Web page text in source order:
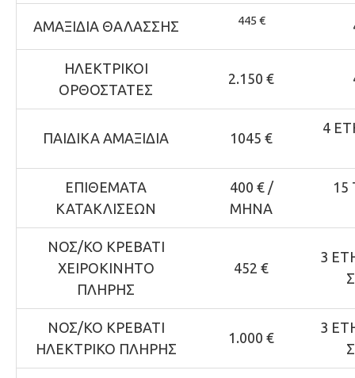
ΑΜΑΞΙΔΙΑ ΘΑΛΑΣΣΗΣ 445 €
ΗΛΕΚΤΡΙΚΟΙ
ΟΡΘΟΣΤΑΤΕΣ
2.150 €
ΠΑΙΔΙΚΑ ΑΜΑΞΙΔΙΑ 1045 €
4
ΕΠΙΘΕΜΑΤΑ
ΚΑΤΑΚΛΙΣΕΩΝ
400 € /
ΜΗΝΑ
ΝΟΣ/ΚΟ ΚΡΕΒΑΤΙ
ΧΕΙΡΟΚΙΝΗΤΟ
ΠΛΗΡΗΣ
452 €
3
ΝΟΣ/ΚΟ ΚΡΕΒΑΤΙ
ΗΛΕΚΤΡΙΚΟ ΠΛΗΡΗΣ
1.000 €
3